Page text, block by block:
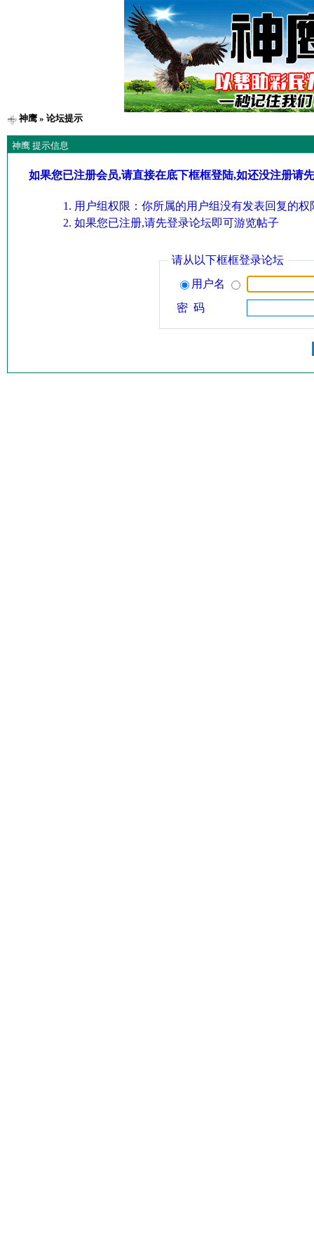
神鹰» 论坛提示
神鹰 提示信息
如果您已注册会员,请直接在底下框框登陆,如还没注册请
用户组权限：你所属的用户组没有发表回复的权
如果您已注册,请先登录论坛即可游览帖子
请从以下框框登录论坛
用户名
密 码